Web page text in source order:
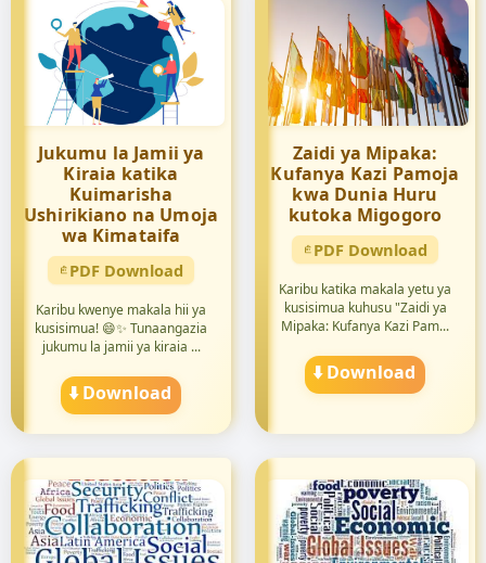
Jukumu la Jamii ya
Kiraia katika
Kuimarisha
Ushirikiano na Umoja
wa Kimataifa
PDF Download
Karibu kwenye makala hii ya
kusisimua! 😄✨ Tunaangazia
jukumu la jamii ya kiraia ...
⬇️ Download
Zaidi ya Mipaka:
Kufanya Kazi Pamoja
kwa Dunia Huru
kutoka Migogoro
PDF Download
Karibu katika makala yetu ya
kusisimua kuhusu "Zaidi ya
Mipaka: Kufanya Kazi Pam...
⬇️ Download